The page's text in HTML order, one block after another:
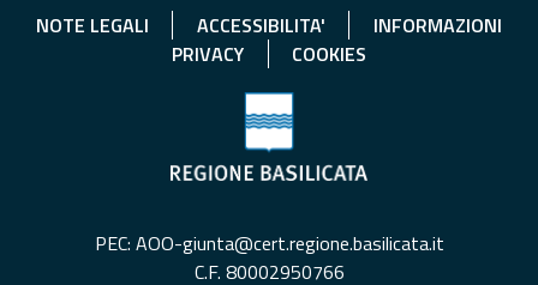
NOTE LEGALI ACCESSIBILITA'
INFORMAZIONI
PRIVACY
COOKIES
PEC: AOO-giunta@cert.regione.basilicata.it
C.F. 80002950766